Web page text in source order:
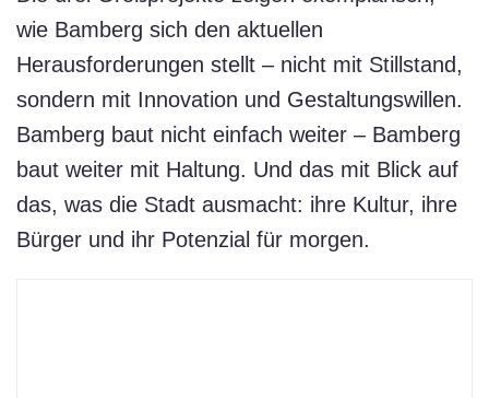
wie Bamberg sich den aktuellen
Herausforderungen stellt – nicht mit Stillstand,
sondern mit Innovation und Gestaltungswillen.
Bamberg baut nicht einfach weiter – Bamberg
baut weiter mit Haltung. Und das mit Blick auf
das, was die Stadt ausmacht: ihre Kultur, ihre
Bürger und ihr Potenzial für morgen.